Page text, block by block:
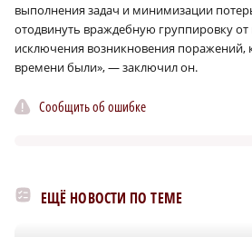
выполнения задач и минимизации
отодвинуть враждебную группировку
исключения возникновения поражений,
времени были», — заключил он.
Сообщить об ошибке
ЕЩЁ НОВОСТИ ПО ТЕМЕ